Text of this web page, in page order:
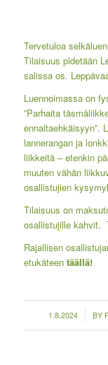
Tervetuloa
Tilaisuus pidetään
salissa os.
Luennoimassa on
”Parhaita
ennaltaehkäisyyn”.
lannerangan ja
liikkeitä – etenkin
muuten vähän
osallistujien
Tilaisuus on
osallistujille kahvit.
Rajallisen
etukäteen täällä!
1.8.2024 BY